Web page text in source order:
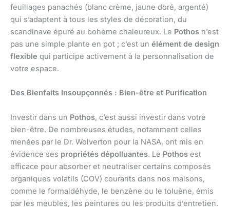
feuillages panachés (blanc crème, jaune doré, argenté)
qui s’adaptent à tous les styles de décoration, du
scandinave épuré au bohème chaleureux. Le Pothos n’est
pas une simple plante en pot ; c’est un élément de design
flexible qui participe activement à la personnalisation de
votre espace.
Des Bienfaits Insoupçonnés : Bien-être et Purification
Investir dans un Pothos, c’est aussi investir dans votre
bien-être. De nombreuses études, notamment celles
menées par le Dr. Wolverton pour la NASA, ont mis en
évidence ses propriétés dépolluantes. Le Pothos est
efficace pour absorber et neutraliser certains composés
organiques volatils (COV) courants dans nos maisons,
comme le formaldéhyde, le benzène ou le toluène, émis
par les meubles, les peintures ou les produits d’entretien.